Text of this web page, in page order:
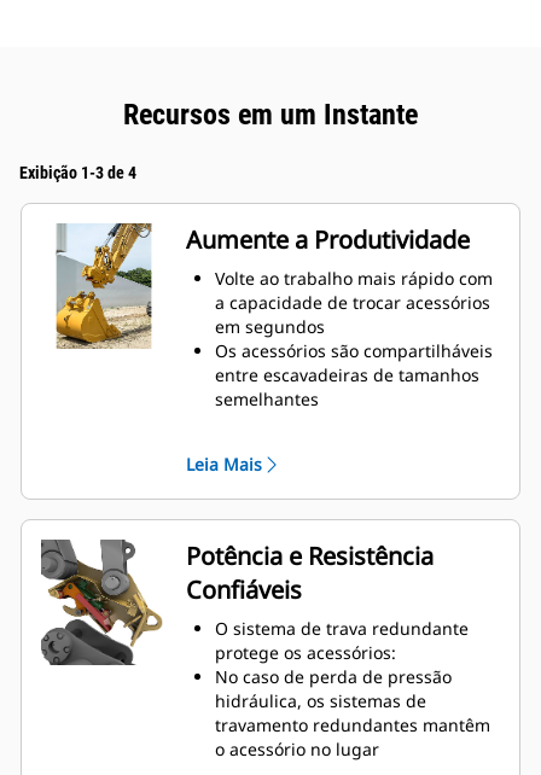
Recursos em um Instante
Exibição 1-3 de 4
Aumente a Produtividade
Volte ao trabalho mais rápido com
a capacidade de trocar acessórios
em segundos
Os acessórios são compartilháveis
entre escavadeiras de tamanhos
semelhantes
úteis, para que você não precise
comprometer o tamanho da
caçamba
Faça mais com o equipamento. A
versatilidade adicional permite
alternar facilmente de escavação,
nivelamento, movimentação de
materiais, compactação de solo,
quebra de rochas e muito mais.
Larguras de valetamento
disponíveis para determinados
tamanhos de acopladores:
Caçambas de desempenho de
Leia Mais
Potência e Resistência
Confiáveis
O sistema de trava redundante
protege os acessórios:
No caso de perda de pressão
hidráulica, os sistemas de
travamento redundantes mantêm
o acessório no lugar